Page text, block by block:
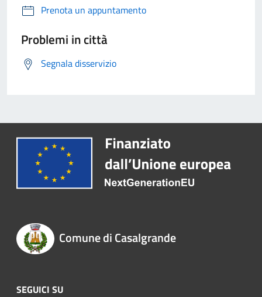
Prenota un appuntamento
Problemi in città
Segnala disservizio
Comune di Casalgrande
SEGUICI SU